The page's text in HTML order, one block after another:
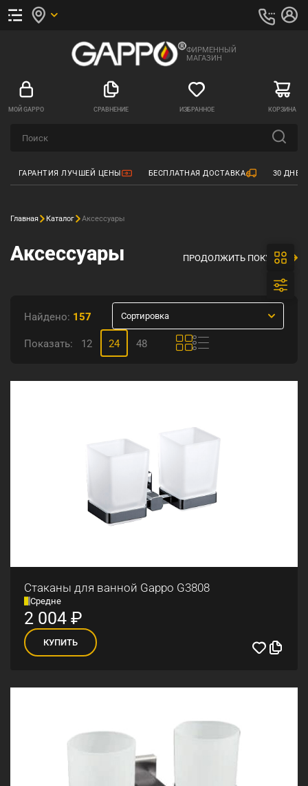
ФИРМЕННЫЙ
МАГАЗИН
МОЙ GAPPO СРАВНЕНИЕ ИЗБРАННОЕ КОРЗИНА
ГАРАНТИЯ ЛУЧШЕЙ ЦЕНЫ БЕСПЛАТНАЯ ДОСТАВКА 30
Главная Каталог Аксессуары
Аксессуары ПРОДОЛЖИТЬ ПОКУПКИ
Найдено: 157 Сортировка
Показать: 12 24 48
Стаканы для ванной Gappo G3808
Средне
2 004₽
КУПИТЬ